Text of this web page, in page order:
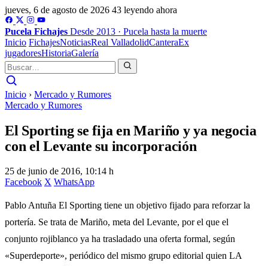
jueves, 6 de agosto de 2026 43 leyendo ahora
Pucela Fichajes Desde 2013 · Pucela hasta la muerte
Inicio FichajesNoticiasReal ValladolidCanteraEx
jugadoresHistoriaGalería
Inicio › Mercado y Rumores
Mercado y Rumores
El Sporting se fija en Mariño y ya negocia
con el Levante su incorporación
25 de junio de 2016, 10:14 h
Facebook X WhatsApp
Pablo Antuña El Sporting tiene un objetivo fijado para reforzar la
portería. Se trata de Mariño, meta del Levante, por el que el
conjunto rojiblanco ya ha trasladado una oferta formal, según
«Superdeporte», periódico del mismo grupo editorial quien LA